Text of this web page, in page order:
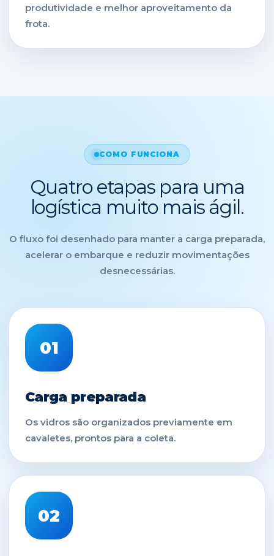
produtividade e melhor aproveitamento da
frota.
COMO FUNCIONA
Quatro etapas para uma
logística muito mais ágil.
O fluxo foi desenhado para manter a carga preparada,
acelerar o embarque e reduzir movimentações
desnecessárias.
01
Carga preparada
Os vidros são organizados previamente em
cavaletes, prontos para a coleta.
02